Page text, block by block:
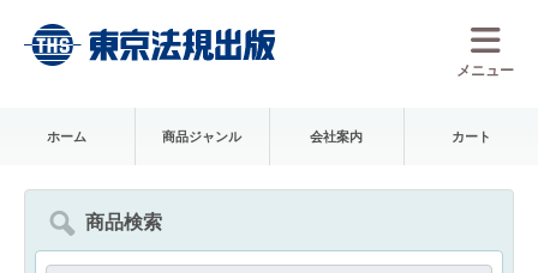
メニュー
ホーム 商品ジャンル 会社案内 カート
商品検索